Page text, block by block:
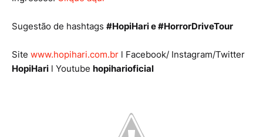
Sugestão de hashtags #HopiHari e #HorrorDriveTour
Site www.hopihari.com.br l Facebook/ Instagram/Twitter
HopiHari l Youtube hopiharioficial